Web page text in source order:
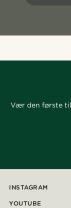
Vær den første til
INSTAGRAM
YOUTUBE